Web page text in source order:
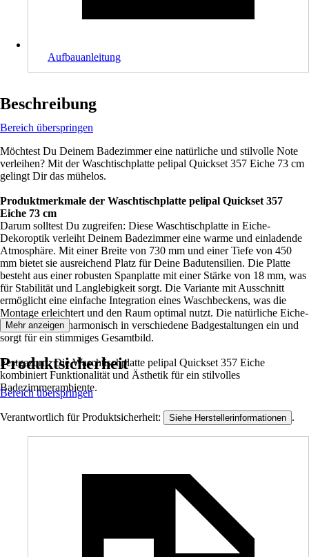
Aufbauanleitung
Beschreibung
Bereich überspringen
Möchtest Du Deinem Badezimmer eine natürliche und stilvolle Note
verleihen? Mit der Waschtischplatte pelipal Quickset 357 Eiche 73 cm
gelingt Dir das mühelos.
Produktmerkmale der Waschtischplatte pelipal Quickset 357
Eiche 73 cm
Darum solltest Du zugreifen: Diese Waschtischplatte in Eiche-
Dekoroptik verleiht Deinem Badezimmer eine warme und einladende
Atmosphäre. Mit einer Breite von 730 mm und einer Tiefe von 450
mm bietet sie ausreichend Platz für Deine Badutensilien. Die Platte
besteht aus einer robusten Spanplatte mit einer Stärke von 18 mm, was
für Stabilität und Langlebigkeit sorgt. Die Variante mit Ausschnitt
ermöglicht eine einfache Integration eines Waschbeckens, was die
Montage erleichtert und den Raum optimal nutzt. Die natürliche Eiche-
Optik fügt sich harmonisch in verschiedene Badgestaltungen ein und
sorgt für ein stimmiges Gesamtbild.
Festgezurrt: Die Waschtischplatte pelipal Quickset 357 Eiche
kombiniert Funktionalität und Ästhetik für ein stilvolles
Badezimmerambiente.
Mehr anzeigen
Produktsicherheit
Bereich überspringen
Verantwortlich für Produktsicherheit: Siehe Herstellerinformationen .